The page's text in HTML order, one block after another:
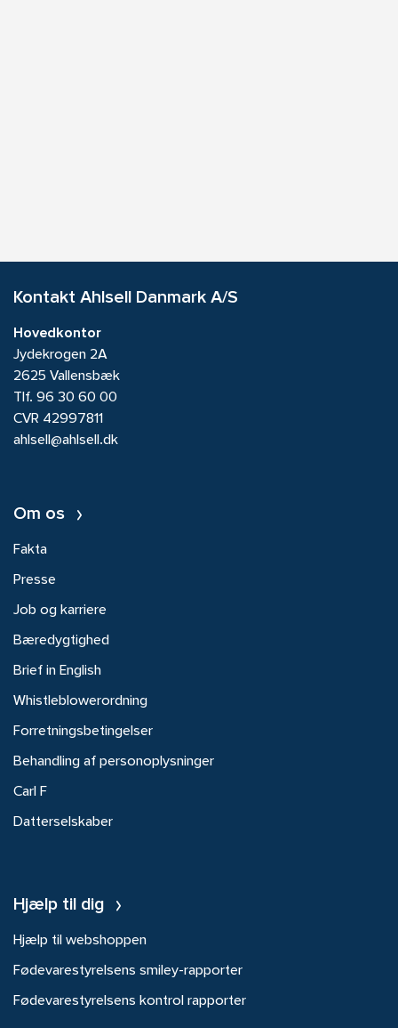
Kontakt Ahlsell Danmark A/S
Hovedkontor
Jydekrogen 2A
2625 Vallensbæk
Tlf. 96 30 60 00
CVR 42997811
ahlsell@ahlsell.dk
Om os
Fakta
Presse
Job og karriere
Bæredygtighed
Brief in English
Whistleblowerordning
Forretningsbetingelser
Behandling af personoplysninger
Carl F
Datterselskaber
Hjælp til dig
Hjælp til webshoppen
Fødevarestyrelsens smiley-rapporter
Fødevarestyrelsens kontrol rapporter